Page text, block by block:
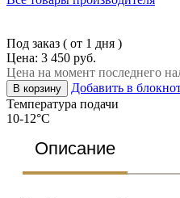
Под заказ ( от 1 дня )
Цена: 3 450 руб.
Цена на момент последнего
В корзину
Добавить в
Температура подачи
10-12°C
Описание